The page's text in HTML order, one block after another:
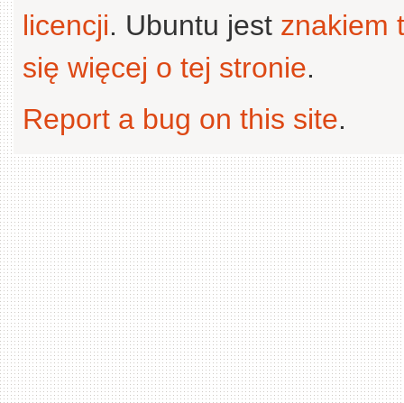
licencji. Ubuntu jest znakiem
się więcej o tej stronie.
Report a bug on this site.